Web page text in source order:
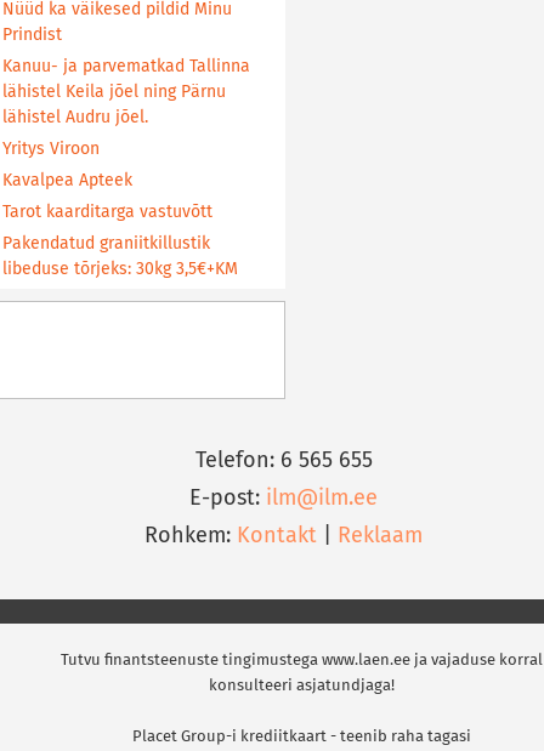
Nüüd ka väikesed pildid Minu
Prindist
Kanuu- ja parvematkad Tallinna
lähistel Keila jõel ning Pärnu
lähistel Audru jõel.
Yritys Viroon
Kavalpea Apteek
Tarot kaarditarga vastuvõtt
Pakendatud graniitkillustik
libeduse tõrjeks: 30kg 3,5€+KM
Telefon: 6 565 655
E-post: ilm@ilm.ee
Rohkem: Kontakt Reklaam
Tutvu finantsteenuste tingimustega www.laen.ee ja vajaduse korral
konsulteeri asjatundjaga!
Placet Group-i krediitkaart - teenib raha tagasi